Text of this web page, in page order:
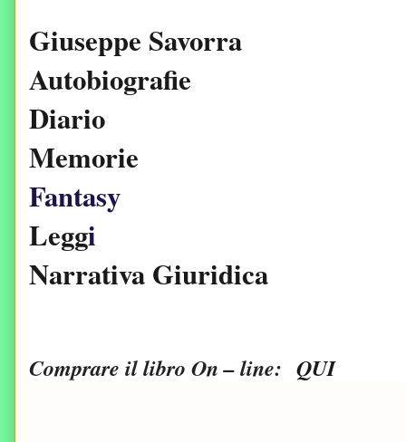
Giuseppe Savorra
Autobiografie
Diario
Memorie
Fantasy
Leggi
Narrativa Giuridica
Comprare il libro On – line: QUI